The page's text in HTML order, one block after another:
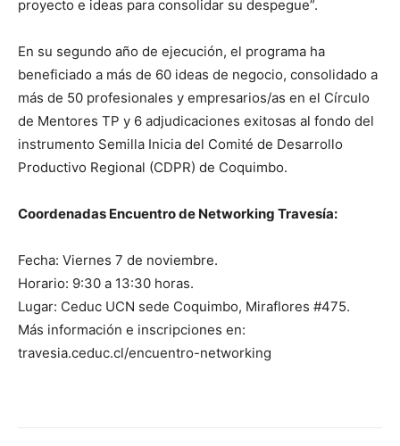
proyecto e ideas para consolidar su despegue”.
En su segundo año de ejecución, el programa ha
beneficiado a más de 60 ideas de negocio, consolidado a
más de 50 profesionales y empresarios/as en el Círculo
de Mentores TP y 6 adjudicaciones exitosas al fondo del
instrumento Semilla Inicia del Comité de Desarrollo
Productivo Regional (CDPR) de Coquimbo.
Coordenadas Encuentro de Networking Travesía:
Fecha: Viernes 7 de noviembre.
Horario: 9:30 a 13:30 horas.
Lugar: Ceduc UCN sede Coquimbo, Miraflores #475.
Más información e inscripciones en:
travesia.ceduc.cl/encuentro-networking